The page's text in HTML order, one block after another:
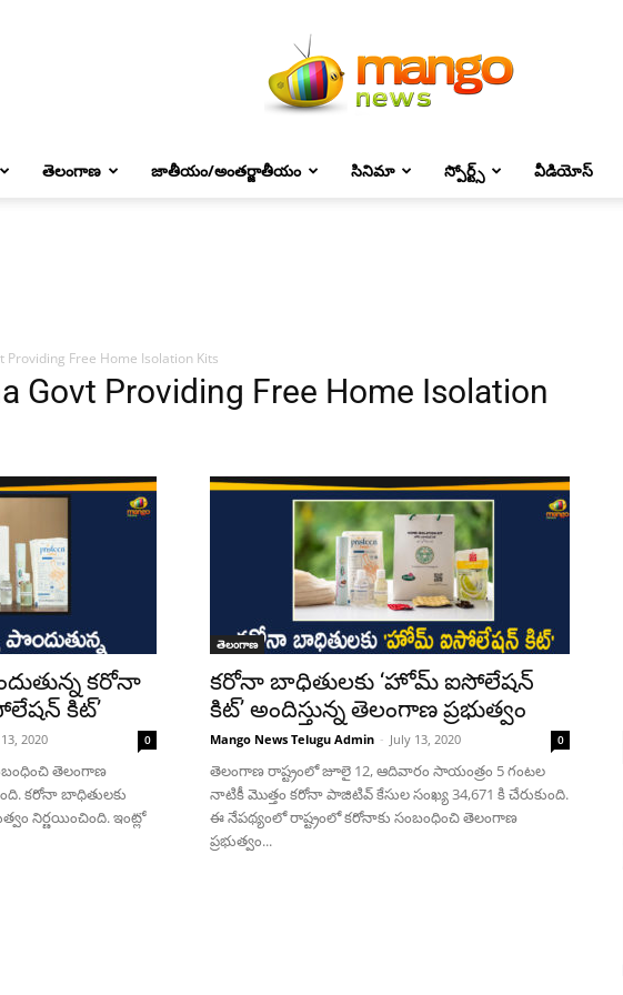
తెలంగాణ జాతీయం/అంతర్జాతీయం సినిమా స్పోర్ట్స్ వీడియోస్
Providing Free Home Isolation Kits
Govt Providing Free Home Isolation
కరోనా
కిట్’
2020 0
తెలంగాణ
కరోనా బాధితులకు
నిర్ణయించింది. ఇంట్లో
తెలంగాణ
కరోనా బాధితులకు ‘హోమ్ ఐసోలేషన్
కిట్’ అందిస్తున్న తెలంగాణ ప్రభుత్వం
Mango News Telugu Admin - July 13, 2020 0
తెలంగాణ రాష్ట్రంలో జూలై 12, ఆదివారం సాయంత్రం 5 గంటల
నాటికీ మొత్తం కరోనా పాజిటివ్ కేసుల సంఖ్య 34,671 కి చేరుకుంది.
ఈ నేపథ్యంలో రాష్ట్రంలో కరోనాకు సంబంధించి తెలంగాణ
ప్రభుత్వం...